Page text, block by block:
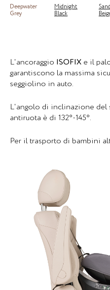
Deepwater
Grey
Midnight
Black
L'ancoraggio ISOFIX e il
garantiscono la massima
seggiolino in auto.
L'angolo di inclinazione
antiruota è di 132°-145°.
Per il trasporto di bambini